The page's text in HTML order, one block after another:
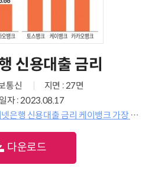
신용대출 금리
통신
지면 : 27면
자 : 2023.08.17
행 신용대출 금리 케이뱅크 가장 높아
다운로드